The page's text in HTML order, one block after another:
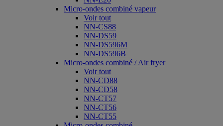
Micro-ondes combiné vapeur
Voir tout
NN-CS88
NN-DS59
NN-DS596M
NN-DS596B
Micro-ondes combiné / Air fryer
Voir tout
NN-CD88
NN-CD58
NN-CT57
NN-CT56
NN-CT55